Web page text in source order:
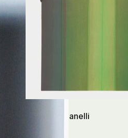
Arcangelo Ianelli